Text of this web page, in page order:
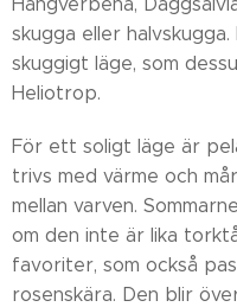
skugga eller
skuggigt läge, som
Heliotrop.
För ett soligt läge är
trivs med värme och
mellan varven.
om den inte är lika
favoriter, som också
rosenskära. Den blir